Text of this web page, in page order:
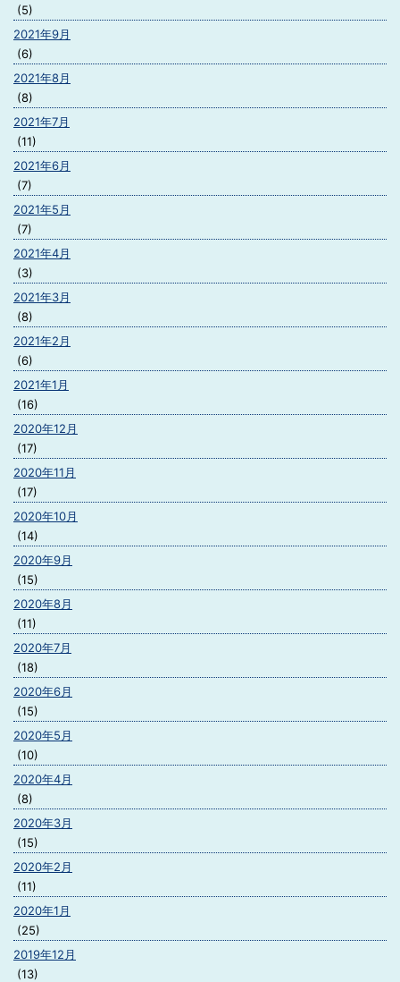
(5)
2021年9月
(6)
2021年8月
(8)
2021年7月
(11)
2021年6月
(7)
2021年5月
(7)
2021年4月
(3)
2021年3月
(8)
2021年2月
(6)
2021年1月
(16)
2020年12月
(17)
2020年11月
(17)
2020年10月
(14)
2020年9月
(15)
2020年8月
(11)
2020年7月
(18)
2020年6月
(15)
2020年5月
(10)
2020年4月
(8)
2020年3月
(15)
2020年2月
(11)
2020年1月
(25)
2019年12月
(13)